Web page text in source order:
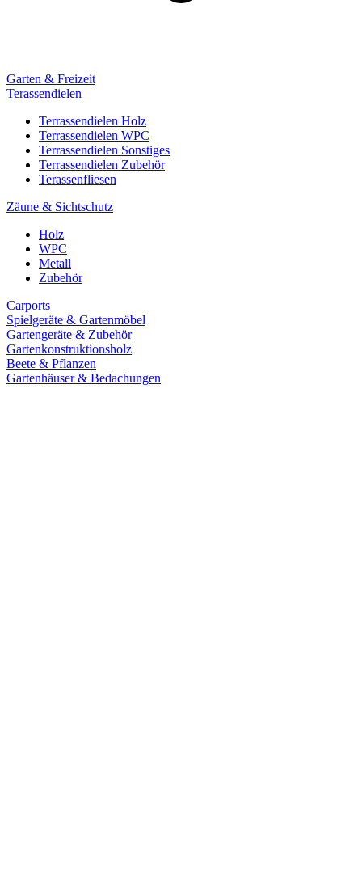
Garten & Freizeit
Terassendielen
Terrassendielen Holz
Terrassendielen WPC
Terrassendielen Sonstiges
Terrassendielen Zubehör
Terassenfliesen
Zäune & Sichtschutz
Holz
WPC
Metall
Zubehör
Carports
Spielgeräte & Gartenmöbel
Gartengeräte & Zubehör
Gartenkonstruktionsholz
Beete & Pflanzen
Gartenhäuser & Bedachungen